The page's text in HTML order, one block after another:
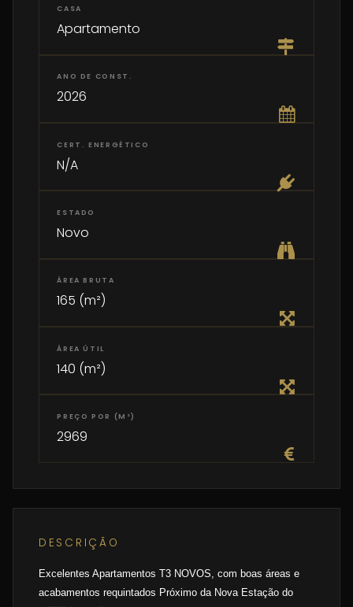
CASA
Apartamento
ANO DE CONST.
2026
CERT. ENERGÉTICO
N/A
ESTADO
Novo
ÁREA BRUTA
165 (m²)
ÁREA ÚTIL
140 (m²)
PREÇO POR (M²)
2969
DESCRIÇÃO
Excelentes Apartamentos T3 NOVOS, com boas áreas e
acabamentos requintados Próximo da Nova Estação do